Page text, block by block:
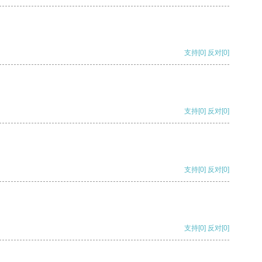
支持[0] 反对[0]
支持[0] 反对[0]
支持[0] 反对[0]
支持[0] 反对[0]